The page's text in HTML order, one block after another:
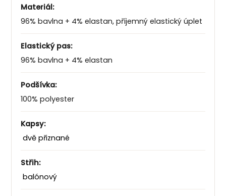
Materiál:
96% bavlna + 4% elastan, příjemný elastický úplet
Elastický pas:
96% bavlna + 4% elastan
Podšívka:
100% polyester
Kapsy:
dvě přiznané
Střih:
balónový